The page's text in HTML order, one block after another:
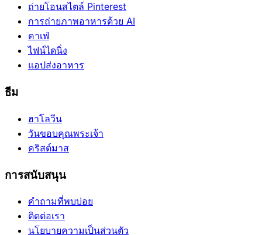
ถ่ายโอนสไตล์ Pinterest
การถ่ายภาพอาหารด้วย AI
คาเฟ่
ไฟน์ไดนิ่ง
แอปส่งอาหาร
ธีม
ฮาโลวีน
วันขอบคุณพระเจ้า
คริสต์มาส
การสนับสนุน
คำถามที่พบบ่อย
ติดต่อเรา
นโยบายความเป็นส่วนตัว